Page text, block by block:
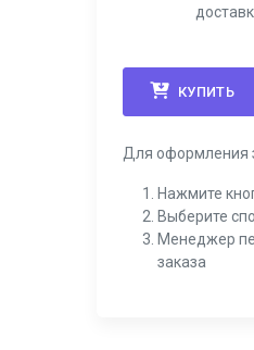
КУПИТЬ
Для оформления
Нажмите
Выберите
Менеджер
заказа